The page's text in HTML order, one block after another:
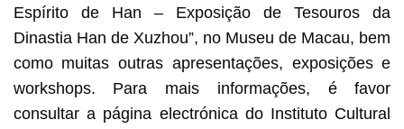
Espírito de Han – Exposição de Tesouros da
Dinastia Han de Xuzhou”, no Museu de Macau, bem
como muitas outras apresentações, exposições e
workshops. Para mais informações, é favor
consultar a página electrónica do Instituto Cultural